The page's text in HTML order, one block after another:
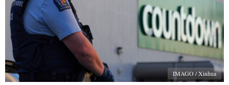
IMAGO / Xinhua